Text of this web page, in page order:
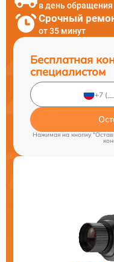
в день обращения
Срочный
от 35 минут
Бесплатная
специалистом
Нажимая на кнопку